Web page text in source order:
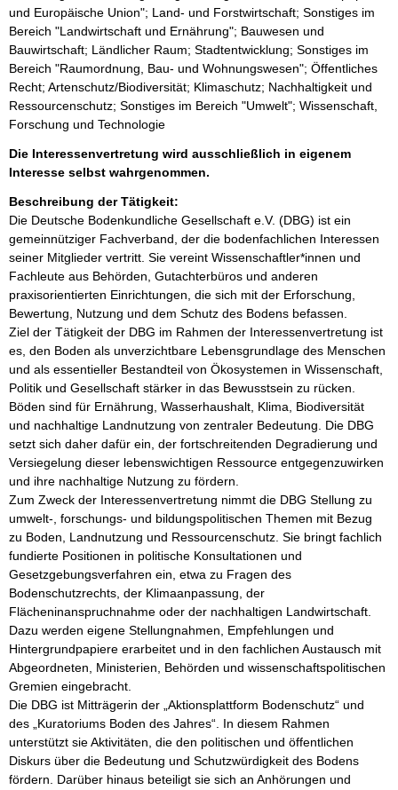
und Europäische Union"; Land- und Forstwirtschaft; Sonstiges im
Bereich "Landwirtschaft und Ernährung"; Bauwesen und
Bauwirtschaft; Ländlicher Raum; Stadtentwicklung; Sonstiges im
Bereich "Raumordnung, Bau- und Wohnungswesen"; Öffentliches
Recht; Artenschutz/Biodiversität; Klimaschutz; Nachhaltigkeit und
Ressourcenschutz; Sonstiges im Bereich "Umwelt"; Wissenschaft,
Forschung und Technologie
Die Interessenvertretung wird ausschließlich in eigenem
Interesse selbst wahrgenommen.
Beschreibung der Tätigkeit:
Die Deutsche Bodenkundliche Gesellschaft e.V. (DBG) ist ein
gemeinnütziger Fachverband, der die bodenfachlichen Interessen
seiner Mitglieder vertritt. Sie vereint Wissenschaftler*innen und
Fachleute aus Behörden, Gutachterbüros und anderen
praxisorientierten Einrichtungen, die sich mit der Erforschung,
Bewertung, Nutzung und dem Schutz des Bodens befassen.
Ziel der Tätigkeit der DBG im Rahmen der Interessenvertretung ist
es, den Boden als unverzichtbare Lebensgrundlage des Menschen
und als essentieller Bestandteil von Ökosystemen in Wissenschaft,
Politik und Gesellschaft stärker in das Bewusstsein zu rücken.
Böden sind für Ernährung, Wasserhaushalt, Klima, Biodiversität
und nachhaltige Landnutzung von zentraler Bedeutung. Die DBG
setzt sich daher dafür ein, der fortschreitenden Degradierung und
Versiegelung dieser lebenswichtigen Ressource entgegenzuwirken
und ihre nachhaltige Nutzung zu fördern.
Zum Zweck der Interessenvertretung nimmt die DBG Stellung zu
umwelt-, forschungs- und bildungspolitischen Themen mit Bezug
zu Boden, Landnutzung und Ressourcenschutz. Sie bringt fachlich
fundierte Positionen in politische Konsultationen und
Gesetzgebungsverfahren ein, etwa zu Fragen des
Bodenschutzrechts, der Klimaanpassung, der
Flächeninanspruchnahme oder der nachhaltigen Landwirtschaft.
Dazu werden eigene Stellungnahmen, Empfehlungen und
Hintergrundpapiere erarbeitet und in den fachlichen Austausch mit
Abgeordneten, Ministerien, Behörden und wissenschaftspolitischen
Gremien eingebracht.
Die DBG ist Mitträgerin der „Aktionsplattform Bodenschutz“ und
des „Kuratoriums Boden des Jahres“. In diesem Rahmen
unterstützt sie Aktivitäten, die den politischen und öffentlichen
Diskurs über die Bedeutung und Schutzwürdigkeit des Bodens
fördern. Darüber hinaus beteiligt sie sich an Anhörungen und